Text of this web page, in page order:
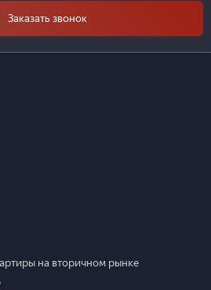
Заказать звонок
на вторичном рынке